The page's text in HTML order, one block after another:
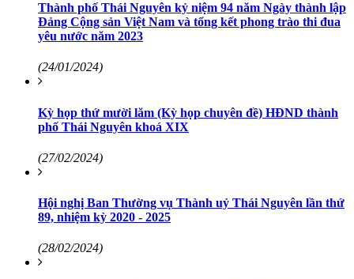
Thành phố Thái Nguyên kỷ niệm 94 năm Ngày thành lập
Đảng Cộng sản Việt Nam và tổng kết phong trào thi đua
yêu nước năm 2023
(24/01/2024)
Kỳ họp thứ mười lăm (Kỳ họp chuyên đề) HĐND thành
phố Thái Nguyên khoá XIX
(27/02/2024)
Hội nghị Ban Thường vụ Thành uỷ Thái Nguyên lần thứ
89, nhiệm kỳ 2020 - 2025
(28/02/2024)